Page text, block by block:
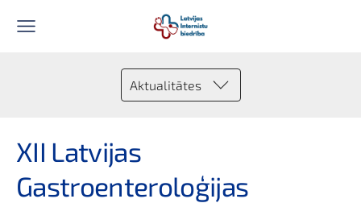
Aktualitātes
XII Latvijas
Gastroenteroloģijas